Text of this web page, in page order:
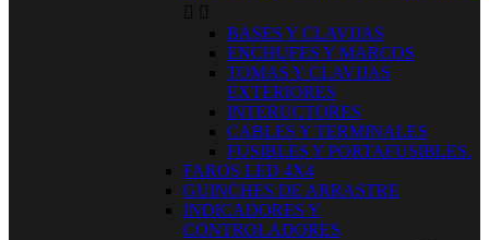
 
BASES Y CLAVIJAS
ENCHUFES Y MARCOS
TOMAS Y CLAVIJAS
EXTERIORES
INTERUCTORES
CABLES Y TERMINALES
FUSIBLES Y PORTAFUSIBLES.
FAROS LED 4X4
GUINCHES DE ARRASTRE
INDICADORES Y
CONTROLADORES